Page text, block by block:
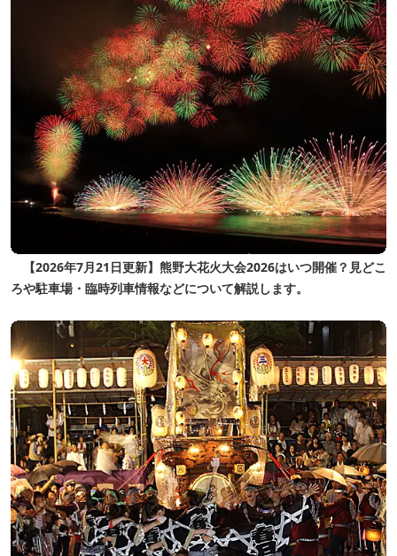
【2026年7月21日更新】熊野大花火大会2026はいつ開催？見どこ
ろや駐車場・臨時列車情報などについて解説します。